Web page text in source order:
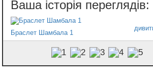
Браслет Шамбала 1